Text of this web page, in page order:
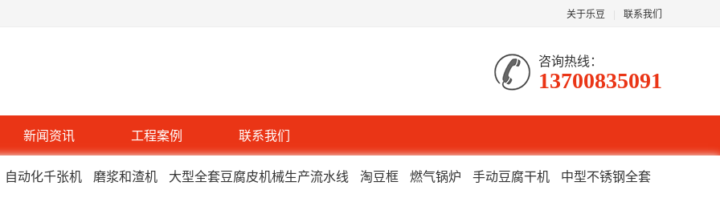
关于乐豆 联系我们
咨询热线：
13700835091
新闻资讯 工程案例 联系我们
自动化千张机 磨浆和渣机 大型全套豆腐皮机械生产流水线 淘豆框 燃气锅炉 手动豆腐干机 中型不锈钢全套